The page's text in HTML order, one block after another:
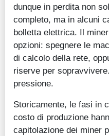
dunque in perdita non
completo, ma in alcuni
bolletta elettrica. Il
opzioni: spegnere le
di calcolo della rete,
riserve per
pressione.
Storicamente, le fasi in
costo di produzione
capitolazione dei miner